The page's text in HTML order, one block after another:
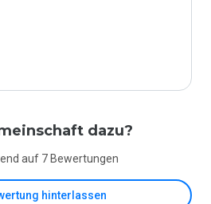
dazu?
auf 7 Bewertungen
hinterlassen